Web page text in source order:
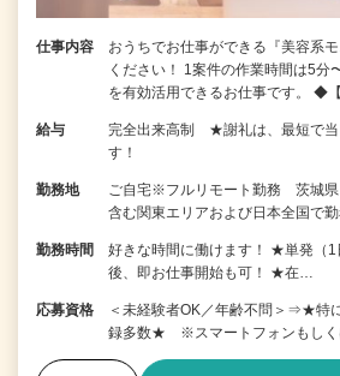
仕事内容
おうちでお仕事ができる『美容系
ください！ 1案件の作業時間は5分
を有効活用できるお仕事です。 ◆
給与
完全出来高制 ★謝礼は、最短で当
す！
勤務地
ご自宅※フルリモート勤務 茨城県
含む関東エリアおよび日本全国で
勤務時間
好きな時間に働けます！ ★単発（
後、即お仕事開始も可！ ★在…
応募資格
＜未経験者OK／年齢不問＞⇒★特
録多数★ ※スマートフォンもしく